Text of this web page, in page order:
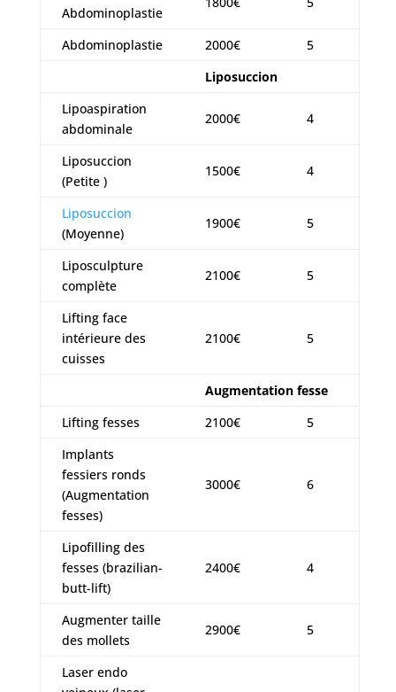
Abdominoplastie
Abdominoplastie 2000€
5
Liposuccion
Lipoaspiration
abdominale
2000€ 4
Liposuccion
(Petite )
1500€ 4
Liposuccion
(Moyenne)
1900€ 5
Liposculpture
complète
2100€ 5
Lifting face
intérieure des
cuisses
2100€ 5
Augmentation fesse
Lifting fesses
2100€
5
Implants
fessiers ronds
(Augmentation
fesses)
3000€ 6
Lipofilling des
fesses (brazilian-
butt-lift)
2400€ 4
Augmenter taille
des mollets
2900€ 5
Laser endo